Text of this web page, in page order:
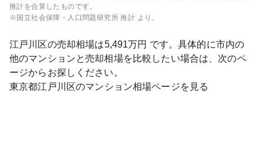
推計を合算したものです。
※国立社会保障・人口問題研究所 推計 より。
江戸川区の売却相場は5,491万円 です。具体的に市内の
他のマンションと売却相場を比較したい場合は、次のペ
ージからお探しください。
東京都江戸川区のマンション相場ページを見る